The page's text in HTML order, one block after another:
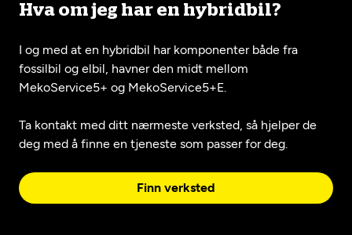
Hva om jeg har en hybridbil?
I og med at en hybridbil har komponenter både fra
fossilbil og elbil, havner den midt mellom
MekoService5+ og MekoService5+E.
Ta kontakt med ditt nærmeste verksted, så hjelper de
deg med å finne en tjeneste som passer for deg.
Finn verksted